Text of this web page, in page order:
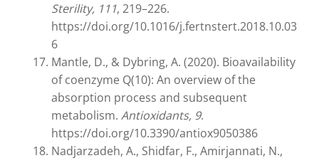
Sterility, 111, 219–226.
https://doi.org/10.1016/j.fertnstert.2018.10.03
6
Mantle, D., & Dybring, A. (2020). Bioavailability
of coenzyme Q(10): An overview of the
absorption process and subsequent
metabolism. Antioxidants, 9.
https://doi.org/10.3390/antiox9050386
Nadjarzadeh, A., Shidfar, F., Amirjannati, N.,